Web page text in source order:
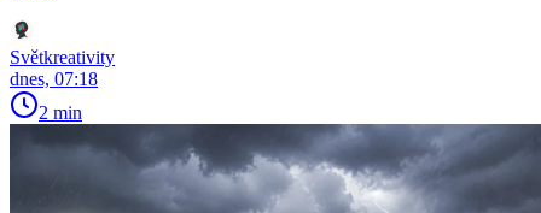
Světkreativity
dnes, 07:18
2 min